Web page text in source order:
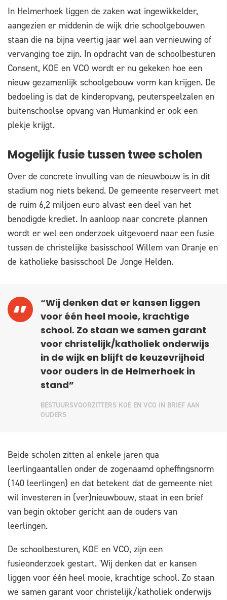
In Helmerhoek liggen de zaken wat ingewikkelder,
aangezien er middenin de wijk drie schoolgebouwen
staan die na bijna veertig jaar wel aan vernieuwing of
vervanging toe zijn. In opdracht van de schoolbesturen
Consent, KOE en VCO wordt er nu gekeken hoe een
nieuw gezamenlijk schoolgebouw vorm kan krijgen. De
bedoeling is dat de kinderopvang, peuterspeelzalen en
buitenschoolse opvang van Humankind er ook een
plekje krijgt.
Mogelijk fusie tussen twee scholen
Over de concrete invulling van de nieuwbouw is in dit
stadium nog niets bekend. De gemeente reserveert met
de ruim 6,2 miljoen euro alvast een deel van het
benodigde krediet. In aanloop naar concrete plannen
wordt er wel een onderzoek uitgevoerd naar een fusie
tussen de christelijke basisschool Willem van Oranje en
de katholieke basisschool De Jonge Helden.
“Wij denken dat er kansen liggen
voor één heel mooie, krachtige
school. Zo staan we samen garant
voor christelijk/katholiek onderwijs
in de wijk en blijft de keuzevrijheid
voor ouders in de Helmerhoek in
stand”
BESTUURSVOORZITTERS KOE EN VCO IN BRIEF AAN
OUDERS
Beide scholen zitten al enkele jaren qua
leerlingaantallen onder de zogenaamd opheffingsnorm
(140 leerlingen) en dat betekent dat de gemeente niet
wil investeren in (ver)nieuwbouw, staat in een brief
van begin oktober gericht aan de ouders van
leerlingen.
De schoolbesturen, KOE en VCO, zijn een
fusieonderzoek gestart. 'Wij denken dat er kansen
liggen voor één heel mooie, krachtige school. Zo staan
we samen garant voor christelijk/katholiek onderwijs